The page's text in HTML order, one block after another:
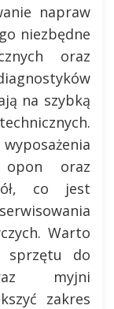
napraw
niezbędne
oraz
na szybką
oraz
co jest
Warto
sprzętu do
myjni
zakres